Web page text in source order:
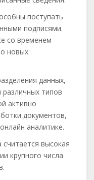
поступать
подписями.
со временем
новых
данных,
различных типов
активно
документов,
аналитике.
высокая
крупного числа